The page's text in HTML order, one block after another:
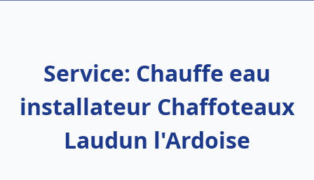
Service: Chauffe eau
installateur Chaffoteaux
Laudun l'Ardoise